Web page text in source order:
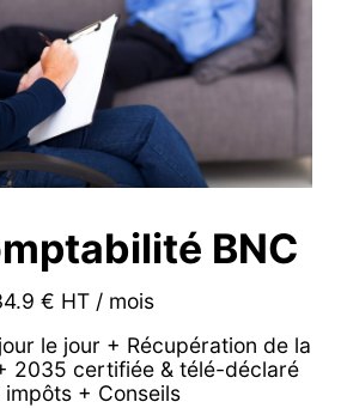
BNC
€ HT / mois
le jour + Récupération de la
2035 certifiée & télé-déclaré
impôts + Conseils